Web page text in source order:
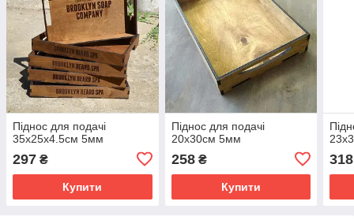
Піднос для подачі
35х25х4.5см 5мм
297 ₴
Купити
Піднос для подачі
20х30см 5мм
258₴
Купити
318